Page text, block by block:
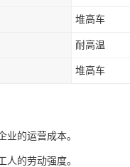
堆高车
耐高温
堆高车
的运营成本。
的劳动强度。